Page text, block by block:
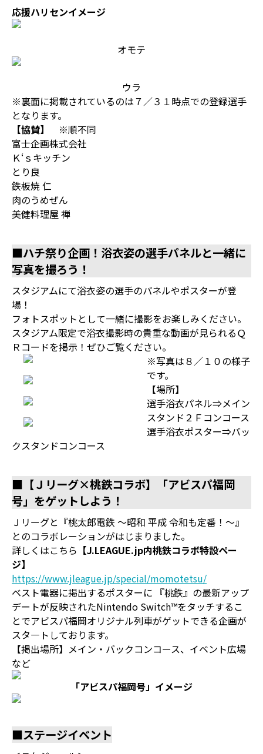
応援ハリセンイメージ
オモテ
ウラ
※裏面に掲載されているのは７／３１時点での登録選手
となります。
【協賛】
※順不同
富士企画株式会社
Ｋ‘ｓキッチン
とり良
鉄板焼 仁
肉のうめぜん
美健料理屋 禅
■ハチ祭り企画！浴衣姿の選手パネルと一緒に
写真を撮ろう！
スタジアムにて浴衣姿の選手のパネルやポスターが登
場！
フォトスポットとして一緒に撮影をお楽しみください。
スタジアム限定で浴衣撮影時の貴重な動画が見られるＱ
Ｒコードを掲示！ぜひご覧ください。
※写真は８／１０の様子
です。
【場所】
選手浴衣パネル⇒メイン
スタンド２Ｆコンコース
選手浴衣ポスター⇒バッ
クスタンドコンコース
■【Ｊリーグ×桃鉄コラボ】「アビスパ福岡
号」をゲットしよう！
Ｊリーグと『桃太郎電鉄 ～昭和 平成 令和も定番！～』
とのコラボレーションがはじまりました。
詳しくはこちら 【J.LEAGUE.jp内桃鉄コラボ特設ペー
ジ】
https://www.jleague.jp/special/momotetsu/
ベスト電器に掲出するポスターに 『桃鉄』の最新アップ
デートが反映されたNintendo Switch™をタッチするこ
とでアビスパ福岡オリジナル列車がゲットできる企画が
スタ―トしております。
【掲出場所】メイン・バックコンコース、イベント広場
など
「アビスパ福岡号」イメージ
■ステージイベント